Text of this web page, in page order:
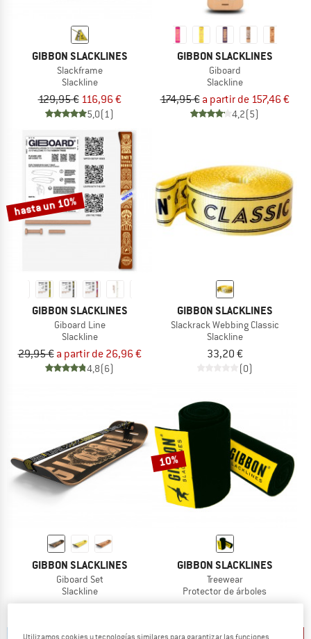
GIBBON SLACKLINES
Slackframe
Slackline
129,95 € 116,96 €
5,0(1)
GIBBON SLACKLINES
Giboard
Slackline
174,95 € a partir de 157,46 €
4,2(5)
hasta un 10%
GIBBON SLACKLINES
Giboard Line
Slackline
29,95 € a partir de 26,96 €
4,8(6)
GIBBON SLACKLINES
Slackrack Webbing Classic
Slackline
33,20 €
(0)
GIBBON SLACKLINES
Giboard Set
Slackline
10%
GIBBON SLACKLINES
Treewear
Protector de árboles
Utilizamos cookies y tecnologías similares para garantizar las funciones